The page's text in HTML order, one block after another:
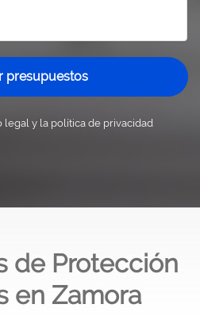
presupuestos
legal y la política de privacidad
de Protección
en Zamora